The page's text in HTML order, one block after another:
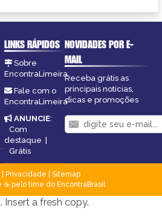
LINKS RÁPIDOS
Sobre
EncontraLimeira
Fale com o
EncontraLimeira
ANUNCIE:
Com
destaque |
Grátis
NOVIDADES POR E-
MAIL
Receba grátis as
principais notícias,
dicas e promoções
| Privacidade
Sitemap
pelo time do EncontraBrasil
a fresh copy.